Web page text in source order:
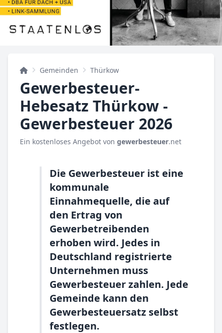
Gemeinden Thürkow
Gewerbesteuer-
Hebesatz Thürkow -
Gewerbesteuer 2026
Ein kostenloses Angebot von gewerbesteuer.net
Die Gewerbesteuer ist eine
kommunale
Einnahmequelle, die auf
den Ertrag von
Gewerbetreibenden
erhoben wird. Jedes in
Deutschland registrierte
Unternehmen muss
Gewerbesteuer zahlen. Jede
Gemeinde kann den
Gewerbesteuersatz selbst
festlegen.